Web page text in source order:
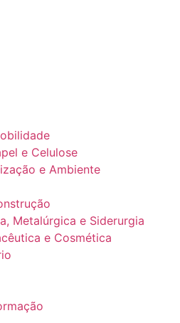
e Celulose
e Ambiente
Metalúrgica e Siderurgia
e Cosmética